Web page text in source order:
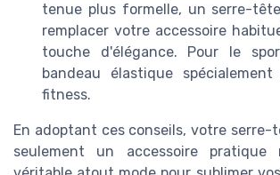
tenue plus formelle, un serre-
remplacer votre accessoire
touche d'élégance. Pour le
bandeau élastique
fitness.
En adoptant ces conseils, votre serre-
seulement un accessoire pratique